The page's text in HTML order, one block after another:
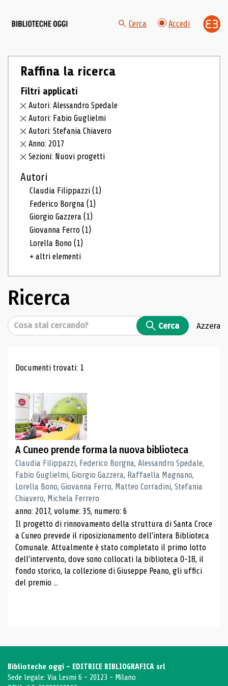
Cerca Accedi
Raffina la ricerca
Filtri applicati
Autori: Alessandro Spedale
Autori: Fabio Guglielmi
Autori: Stefania Chiavero
Anno: 2017
Sezioni: Nuovi progetti
Autori
Claudia Filippazzi(1)
Federico Borgna(1)
Giorgio Gazzera(1)
Giovanna Ferro(1)
Lorella Bono(1)
+ altri elementi
Ricerca
Cerca Cerca Azzera
Risultati di ricerca
Documenti trovati: 1
A Cuneo prende forma la nuova biblioteca
Claudia Filippazzi, Federico Borgna, Alessandro Spedale,
Fabio Guglielmi, Giorgio Gazzera, Raffaella Magnano,
Lorella Bono, Giovanna Ferro, Matteo Corradini, Stefania
Chiavero, Michela Ferrero
anno: 2017, volume: 35, numero: 6
Il progetto di rinnovamento della struttura di Santa Croce
a Cuneo prevede il riposizionamento dell'intera Biblioteca
Comunale. Attualmente è stato completato il primo lotto
dell'intervento, dove sono collocati la biblioteca 0-18, il
fondo storico, la collezione di Giuseppe Peano, gli uffici
del premio ...
Biblioteche oggi - EDITRICE BIBLIOGRAFICA srl
Sede legale: Via Lesmi 6 - 20123 - Milano